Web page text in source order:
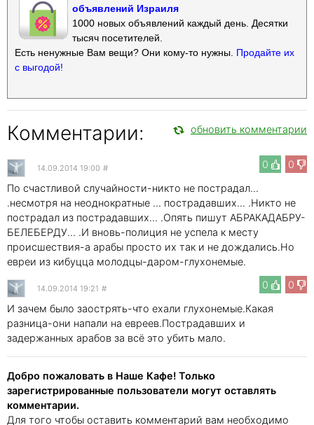
объявлений Израиля
1000 новых объявлений каждый день. Десятки
тысяч посетителей.
Есть ненужные Вам вещи? Они кому-то нужны. Продайте их
с выгодой!
Комментарии: обновить комментарии
0 0
14.09.2014 19:00 #
По счастливой случайности-никто не пострадал...
.несмотря на неоднократные ... пострадавших... .Никто не
пострадал из пострадавших... .Опять пишут АБРАКАДАБРУ-
БЕЛЕБЕРДУ... .И вновь-полиция не успела к месту
происшествия-а арабы просто их так и не дождались.Но
евреи из кибуцца молодцы-даром-глухонемые.
0
0
14.09.2014 19:21 #
И зачем было заострять-что ехали глухонемые.Какая
разница-они напали на евреев.Пострадавших и
задержанных арабов за всё это убить мало.
Добро пожаловать в Наше Кафе! Только
зарегистрированные пользователи могут оставлять
комментарии.
Для того чтобы оставить комментарий вам необходимо